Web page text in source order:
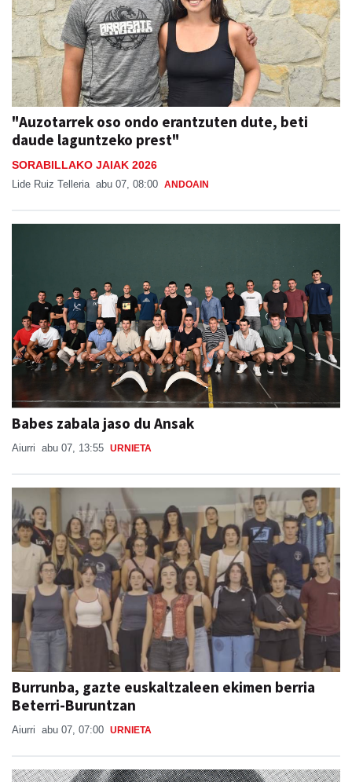
"Auzotarrek oso ondo erantzuten dute, beti
daude laguntzeko prest"
SORABILLAKO JAIAK 2026
Lide Ruiz Telleria abu 07, 08:00 ANDOAIN
Babes zabala jaso du Ansak
Aiurri abu 07, 13:55 URNIETA
Burrunba, gazte euskaltzaleen ekimen berria
Beterri-Buruntzan
Aiurri abu 07, 07:00 URNIETA